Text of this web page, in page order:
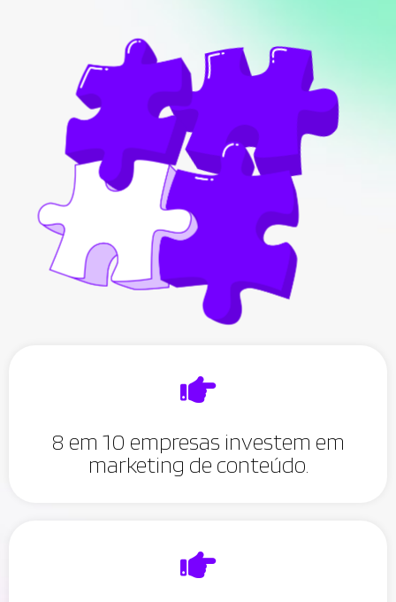
8 em 10 empresas investem em
marketing de conteúdo.